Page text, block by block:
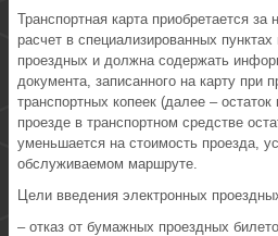
Транспортная карта приобретается
расчет в специализированных
проездных и должна содержать
документа, записанного на карту при
транспортных копеек (далее –
проезде в транспортном средстве
уменьшается на стоимость проезда,
обслуживаемом маршруте.
Цели введения электронных
– отказ от бумажных проездных